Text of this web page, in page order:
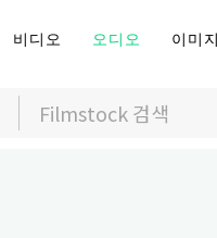
비디오 오디오 이미